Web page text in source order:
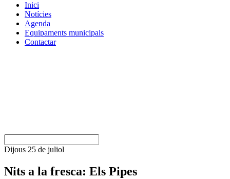
Inici
Notícies
Agenda
Equipaments municipals
Contactar
Dijous 25 de juliol
Nits a la fresca: Els Pipes